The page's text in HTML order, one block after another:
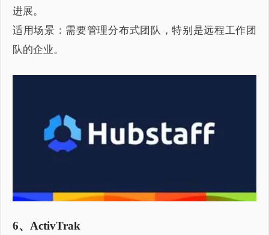
进展。
适用场景：需要管理分布式团队，特别是远程工作团
队的企业。
6、ActivTrak